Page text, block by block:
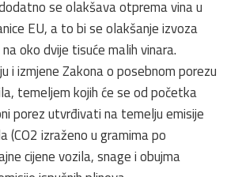
se olakšava otprema vina u
EU, a to bi se olakšanje izvoza
oko dvije tisuće malih vinara.
i izmjene Zakona o posebnom porezu
temeljem kojih će se od početka
porez utvrđivati na temelju emisije
(CO2 izraženo u gramima po
cijene vozila, snage i obujma